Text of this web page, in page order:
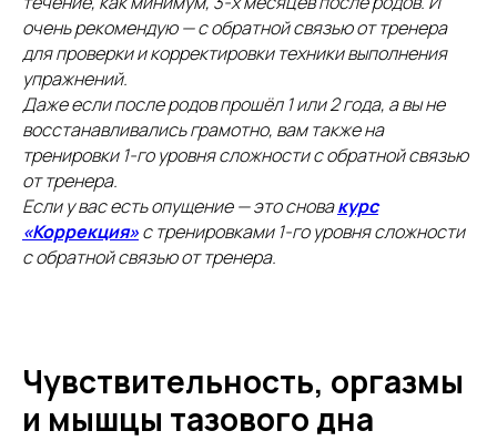
очень рекомендую — с обратной связью от тренера
для проверки и корректировки техники выполнения
упражнений.
Даже если после родов прошёл 1 или 2 года, а вы не
восстанавливались грамотно, вам также на
тренировки 1-го уровня сложности с обратной связью
от тренера.
Если у вас есть опущение — это сновакурс
«Коррекция»с тренировками 1-го уровня сложности
с обратной связью от тренера.
Чувствительность, оргазмы
и мышцы тазового дна